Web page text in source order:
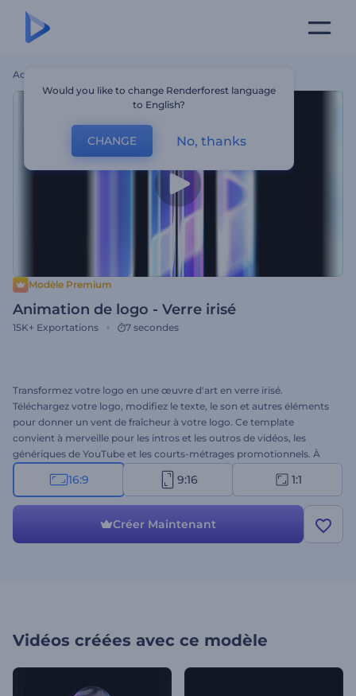
Accueil
Modèle Premium
Animation de logo - Verre irisé
15K+ Exportations 7 secondes
Transformez votre logo en une œuvre d'art en verre irisé.
Téléchargez votre logo, modifiez le texte, le son et autres éléments
pour donner un vent de fraîcheur à votre logo. Ce template
convient à merveille pour les intros et les outros de vidéos, les
génériques de YouTube et les courts-métrages promotionnels. À
vous de créer !
16:9 9:16 1:1
Créer Maintenant
Vidéos créées avec ce modèle
Would you like to change Renderforest language
to English?
CHANGE No, thanks